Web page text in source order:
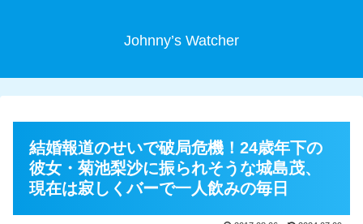
Johnny’s Watcher
結婚報道のせいで破局危機！24歳年下の
彼女・菊池梨沙に振られそうな城島茂、
現在は寂しくバーで一人飲みの毎日